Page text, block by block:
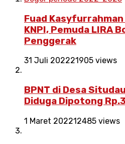
Fuad
KNPI, Pemuda LIRA
Penggerak
31 Juli 202221905 views
BPNT di Desa
Diduga Dipotong
1 Maret 202212485 views